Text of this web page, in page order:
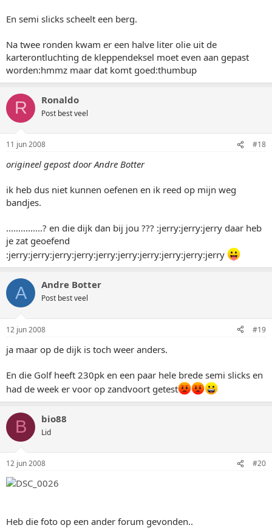
En semi slicks scheelt een berg.
Na twee ronden kwam er een halve liter olie uit de
karterontluchting de kleppendeksel moet even aan gepast
worden:hmmz maar dat komt goed:thumbup
R Ronaldo
Post best veel
11 jun 2008 #18
origineel gepost door Andre Botter
ik heb dus niet kunnen oefenen en ik reed op mijn weg
bandjes.
...............? en die dijk dan bij jou ??? :jerry:jerry:jerry daar heb
je zat geoefend
:jerry:jerry:jerry:jerry:jerry:jerry:jerry:jerry:jerry:jerry
A Andre Botter
Post best veel
12 jun 2008 #19
ja maar op de dijk is toch weer anders.
En die Golf heeft 230pk en een paar hele brede semi slicks en
had de week er voor op zandvoort getest
B bio88
Lid
12 jun 2008 #20
Heb die foto op een ander forum gevonden..